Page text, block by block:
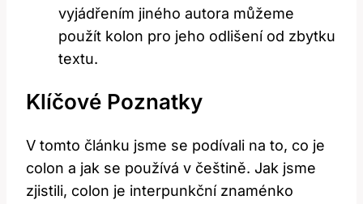
vyjádřením jiného autora můžeme
použít kolon pro jeho odlišení od zbytku
textu.
Klíčové Poznatky
V tomto článku jsme se podívali na to, co je
colon a jak se používá v češtině. Jak jsme
zjistili, colon je interpunkční znaménko